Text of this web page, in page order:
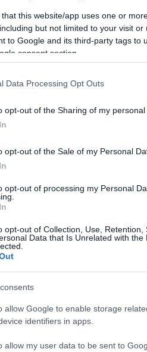
that this website/app uses one or
but not limited to your visit
to Google and its third-party tags to
consent section.
Data Processing Opt Outs
opt-out of the Sharing of my personal
opt-out of the Sale of my Personal
opt-out of processing my Personal
opt-out of Collection, Use, Retention,
Data that Is Unrelated with the
allow Google to enable storage
identifiers in apps.
allow my user data to be sent to
egész gyerekkoromat
show-táncoltam. Minden
közül. Hiába volt az
lenni, vagy más sporthoz
hogy szeretnék egy
járni, hoszteszkedni,
mellett, idővel viszont
mert akkor az volt a
jár, és ezzel sosem
amikre a mai napig büszke
forduljon az életem. Az
sportkarrierem. Valami
a Magyarország Szépe